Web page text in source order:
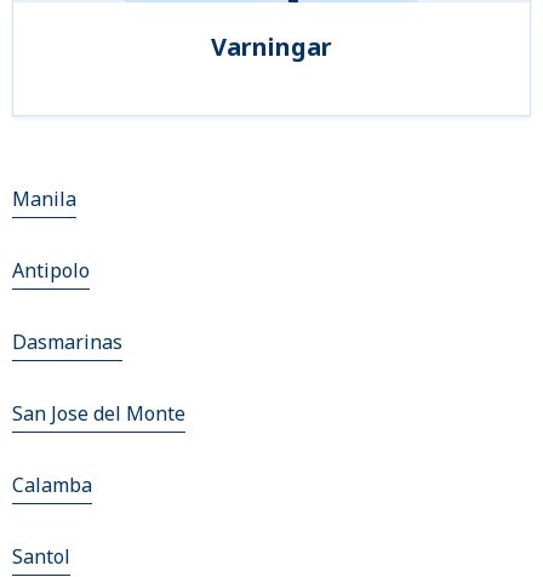
Varningar
Manila
Antipolo
Dasmarinas
San Jose del Monte
Calamba
Santol